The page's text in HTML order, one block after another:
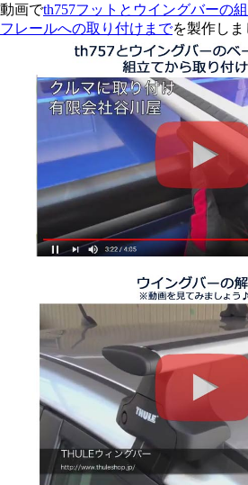
動画でth757フットとウイングバーの
フレールへの取り付けまでを製作しま